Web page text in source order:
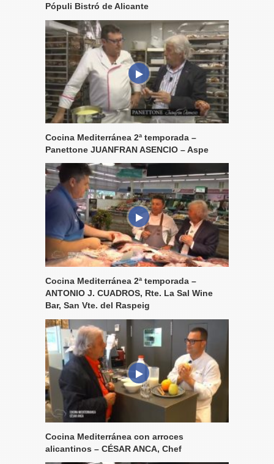
Pópuli Bistró de Alicante
Cocina Mediterránea 2ª temporada –
Panettone JUANFRAN ASENCIO – Aspe
Cocina Mediterránea 2ª temporada –
ANTONIO J. CUADROS, Rte. La Sal Wine
Bar, San Vte. del Raspeig
Cocina Mediterránea con arroces
alicantinos – CÉSAR ANCA, Chef